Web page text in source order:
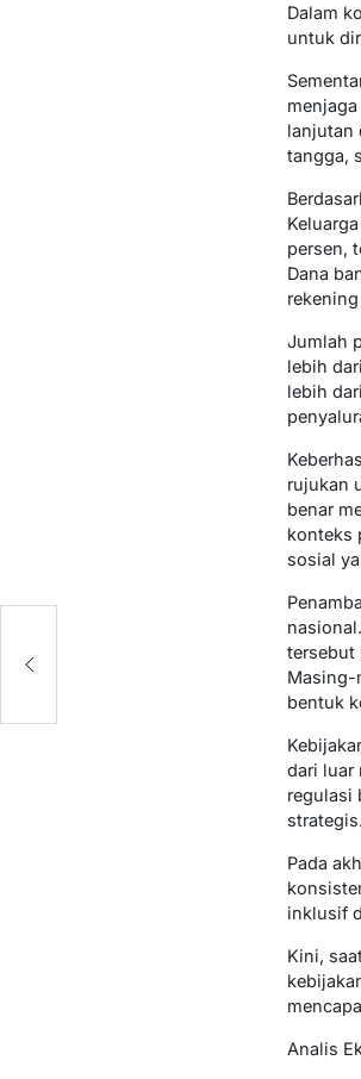
Dalam
untuk
lanjutan
tangga,
persen,
Dana
Jumlah
lebih
lebih
rujukan
benar
konteks
sosial
tersebut
Masing-
bentuk
dari luar
regulasi
strategis.
Pada
inklusif
Kini,
Analis